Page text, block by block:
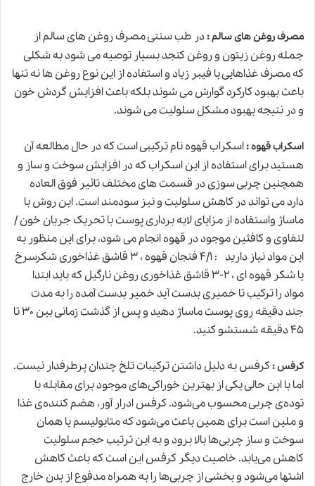
مصرف روغن های سالم:در طب سنتیمصرف روغن های سالم از
جمله روغن زیتون و روغن کنجد بسیار توصیه می شود به شکلی
که مصرف غذاهایی با فیبر زیاد و استفاده از این نوع روغن ها نه تنها
باعث بهبود کارکرد گوارش می شوند بلکه باعث افزایش گردش خون
و در نتیجه بهبود مشکل سلولیت می شوند.
اسکراب قهوه:اسکراب قهوه نام ترکیبی است که در حال مطالعه آن
هستید برای استفاده از این اسکراب که در افزایش سوخت و ساز و
همچنین چربی سوزی در قسمت های مختلف تاثیر فوق العاده
دارد می تواند در کاهش سلولیت و نیز سودمند است. این روش با
ماساژ واستفاده از مزایای لایه برداری پوست با تحریک جریان خون /
لنفاوی و کافئین موجود در قهوه انجام می شود، برای این منظور به
این مواد نیاز دارید : ۴/۱ فنجان قهوه ، ۳ قاشق غذاخوری شکرسرخ
یا شکر قهوه ای ، ۲-۳ قاشق غذاخوری روغن نارگیل که باید ابتدا
مواد را ترکیب تا خمیری بدست آیدخمیر بدست آمده را به مدت
جند دقیقه روی پوست ماساژ دهید و پس از گذشت زمانی بین ۳۰ تا
۴۵ دقیقه شستشو کنید.
کرفس : کرفس به دلیل داشتن ترکیبات تلخ چندان پرطرفدار نیست.
اما با این حالی یکی از بهترین خوراکی‌های موجود برای مقابله با
توده‌ی چربی محسوب می‌شود. کرفس ادرار آور، هضم کننده‌ی غذا
و ملین است برای همین باعث می‌شود که متابولیسم یا همان
سوخت و ساز چربی‌ها بالا برود و به این ترتیب حجم سلولیت
کاهش می‌یابد. خاصیت دیگر کرفس این است که باعث کاهش
اشتها می‌شود و بخشی از چربی‌ها را به همراه مدفوع از بدن خارج